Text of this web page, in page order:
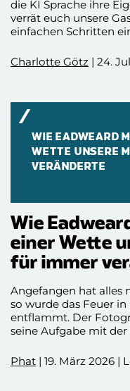
die KI Sprache ihre
verrät euch unsere
einfachen Schritten
Euch erwarten
Charlotte Götz | 24.
WIE EADWEARD
WETTE UNSERE
VERÄNDERTE
Wie
einer Wette
für immer
Angefangen hat alles
so wurde das Feuer
entflammt. Der
seine Aufgabe mit
seiner Entdeckung für
Erfindung sollte die
Phat | 19. März 2026 |